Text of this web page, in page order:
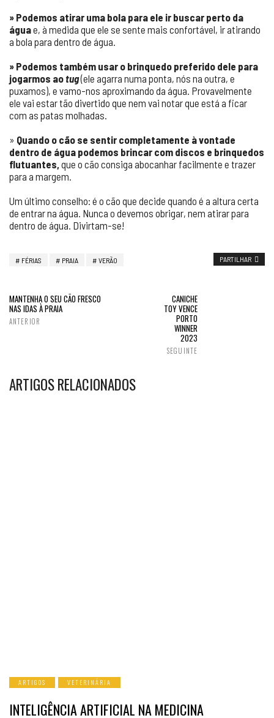
» Podemos atirar uma bola para ele ir buscar perto da
águae, à medida que ele se sente mais confortável, ir atirando
a bola para dentro de água.
» Podemos também usar o brinquedo preferido dele para
jogarmos aotug(ele agarra numa ponta, nós na outra, e
puxamos), e vamo-nos aproximando da água. Provavelmente
ele vai estar tão divertido que nem vai notar que está a ficar
com as patas molhadas.
» Quando o cão se sentir completamente à vontade
dentro de água podemos brincar com discos e brinquedos
flutuantes,que o cão consiga abocanhar facilmente e trazer
para a margem.
Um último conselho: é o cão que decide quando é a altura certa
de entrar na água. Nunca o devemos obrigar, nem atirar para
dentro de água. Divirtam-se!
FÉRIAS PRAIA VERÃO PARTILHAR
MANTENHA O SEU CÃO FRESCO
NAS IDAS À PRAIA
ANTERIOR
CANICHE
TOY VENCE
PORTO
WINNER
2023
SEGUINTE
ARTIGOS RELACIONADOS
ARTIGOS VETERINÁRIA
INTELIGÊNCIA ARTIFICIAL NA MEDICINA